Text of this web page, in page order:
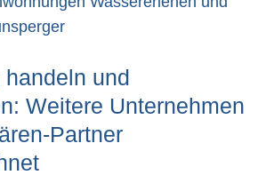
und
Weitere Unternehmen
Partner